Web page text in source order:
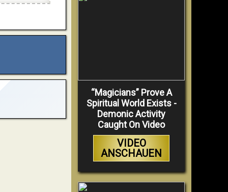
“Magicians” Prove A
Spiritual World Exists -
Demonic Activity
Caught On Video
VIDEO
ANSCHAUEN